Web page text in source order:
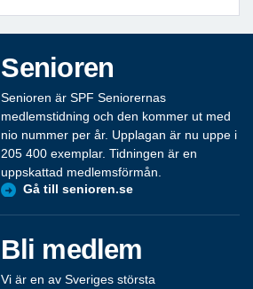
Senioren
Senioren är SPF Seniorernas
medlemstidning och den kommer ut med
nio nummer per år. Upplagan är nu uppe i
205 400 exemplar. Tidningen är en
uppskattad medlemsförmån.
Gå till senioren.se
Bli medlem
Vi är en av Sveriges största